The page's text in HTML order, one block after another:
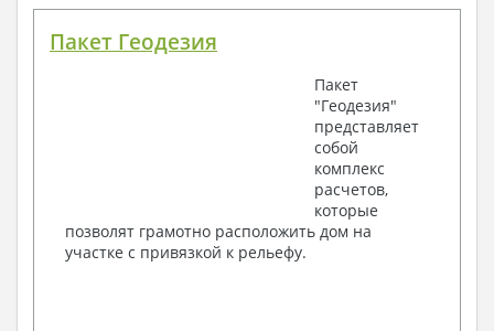
Пакет Геодезия
Пакет
"Геодезия"
представляет
собой
комплекс
расчетов,
которые
позволят грамотно расположить дом на
участке с привязкой к рельефу.